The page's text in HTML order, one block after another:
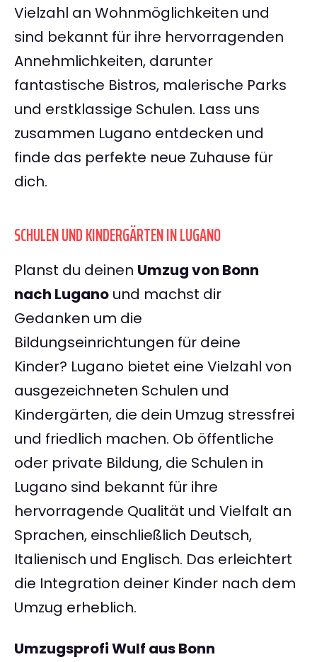
Vielzahl an Wohnmöglichkeiten und
sind bekannt für ihre hervorragenden
Annehmlichkeiten, darunter
fantastische Bistros, malerische Parks
und erstklassige Schulen. Lass uns
zusammen Lugano entdecken und
finde das perfekte neue Zuhause für
dich.
SCHULEN UND KINDERGÄRTEN IN LUGANO
Planst du deinen Umzug von Bonn
nach Lugano und machst dir
Gedanken um die
Bildungseinrichtungen für deine
Kinder? Lugano bietet eine Vielzahl von
ausgezeichneten Schulen und
Kindergärten, die dein Umzug stressfrei
und friedlich machen. Ob öffentliche
oder private Bildung, die Schulen in
Lugano sind bekannt für ihre
hervorragende Qualität und Vielfalt an
Sprachen, einschließlich Deutsch,
Italienisch und Englisch. Das erleichtert
die Integration deiner Kinder nach dem
Umzug erheblich.
Umzugsprofi Wulf aus Bonn